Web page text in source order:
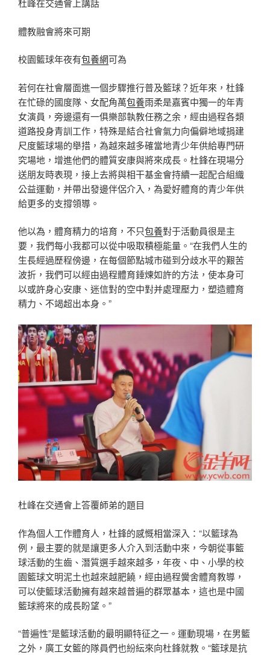
杜峰在交通會上講話
體教融會將來可期
校園籃球年夜有包養網可為
若何在社會層面進一個步驟推行普及籃球？近年來，杜鋒
在忙碌的國度隊、女配角萬包養雨柔是嘉賓中獨一的年青
女演員，旁邊還有一俱樂部執教任務之余，經由過程各類
道路投身青訓工作，特殊是結合社會氣力向偏僻地域捐建
尺度籃球場的舉措，為越來越多確當地青少年供給專門研
究場地，增進他們的體質安康與將來成長。杜鋒在現場分
送朋友時表現，接上去將與相干基金會持續一起配合組織
公益運動，并帶出發邊伴侶介入，為愛好體育的青少年供
給更多的支撐領導。
他以為，體育精力的培育，不只包養對于活動員很是主
要，我們每小我都可以從中吸取積極能量。“在我們人生的
生長經過歷程傍邊，在每個節點城市碰到分歧水平的艱苦
波折，我們可以經由過程體育錘煉如許的方法，使本身可
以或許身心安康、迷信對的空中對并處理壓力，塑造體育
精力、不竭超出本身。”
杜峰在交通會上答覆師弟的題目
作為個人工作體育人，杜鋒的感慨相當深入：“以籃球為
例，最主要的就是讓更多人介入到活動中來，今朝從事籃
球活動的生齒、潛質選手越來越多，年夜、中、小學的校
園籃球文明泥土也越來越肥饒，經由過程黌舍體育教導，
可以使籃球活動擁有越來越普遍的群眾基本，這也是中國
籃球將來的成長盼望。”
“普遍性”是籃球活動的最明顯特征之一。運動現場，在男籃
之外，廣工女籃的隊員們也紛紜來向杜鋒就教。“籃球是抗